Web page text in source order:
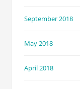
September 2018
May 2018
April 2018